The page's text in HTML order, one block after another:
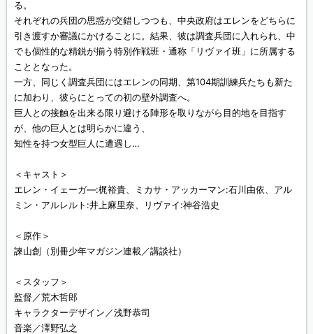
る。
それぞれの兵団の思惑が交錯しつつも、中央政府はエレンをどちらに
引き渡すか審議にかけることに。結果、彼は調査兵団に入れられ、中
でも個性的な精鋭が揃う特別作戦班・通称「リヴァイ班」に所属する
こととなった。
一方、同じく調査兵団にはエレンの同期、第104期訓練兵たちも新た
に加わり、彼らにとっての初の壁外調査へ。
巨人との接触を出来る限り避ける陣形を取りながら目的地を目指す
が、他の巨人とは明らかに違う、
知性を持つ女型巨人に遭遇し…
＜キャスト＞
エレン・イェーガ―:梶裕貴、ミカサ・アッカーマン:石川由依、アル
ミン・アルレルト:井上麻里奈、リヴァイ:神谷浩史
＜原作＞
諫山創（別冊少年マガジン連載／講談社）
＜スタッフ＞
監督／荒木哲郎
キャラクターデザイン／浅野恭司
音楽／澤野弘之